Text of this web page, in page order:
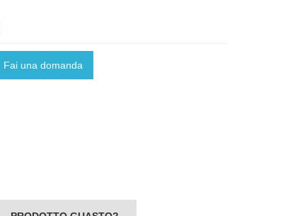
Fai una domanda